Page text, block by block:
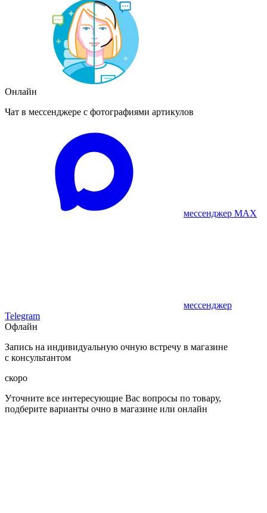
Онлайн
Чат в мессенджере с фотографиями артикулов
мессенджер MAX
мессенджер
Telegram
Офлайн
Запись на индивидуальную очную встречу в магазине
с консультантом
скоро
Уточните все интересующие Вас вопросы по товару,
подберите варианты очно в магазине или онлайн